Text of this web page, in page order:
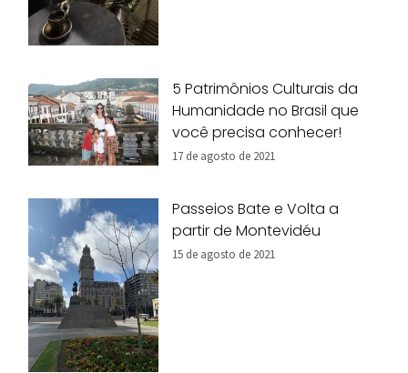
5 Patrimônios Culturais da
Humanidade no Brasil que
você precisa conhecer!
17 de agosto de 2021
Passeios Bate e Volta a
partir de Montevidéu
15 de agosto de 2021